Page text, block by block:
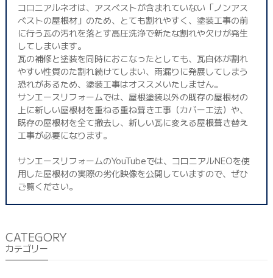
コロニアルネオは、アスベストが含まれていない「ノンアス
ベストの屋根材」のため、とても割れやすく、塗装工事の前
に行う瓦の汚れを落とす高圧洗浄で新たな割れや欠けが発生
してしまいます。
瓦の補修と塗装を同時におこなったとしても、瓦自体が割れ
やすい性質のた割れ続けてしまい、雨漏りに発展してしまう
恐れがあるため、塗装工事はオススメいたしません。
サンエースリフォームでは、屋根塗装以外の既存の屋根材の
上に新しい屋根材を重ねる重ね葺き工事（カバー工法）や、
既存の屋根材を全て撤去し、新しい瓦に変える屋根葺き替え
工事が必要になります。
サンエースリフォームのYouTubeでは、コロニアルNEOを使
用した屋根材の実際の劣化映像を公開していますので、ぜひ
ご覧ください。
CATEGORY
カテゴリー